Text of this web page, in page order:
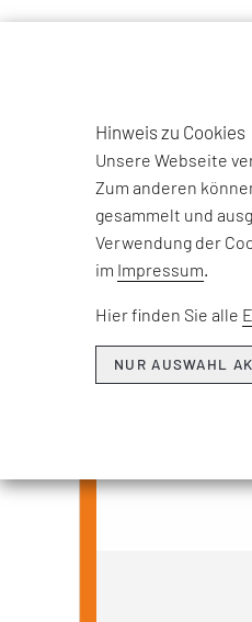
Hinweis zu Cookies
Unsere Webseite
Zum anderen
gesammelt und
Verwendung der
im Impressum.
Hier finden Sie alle
NUR AUSWAHL